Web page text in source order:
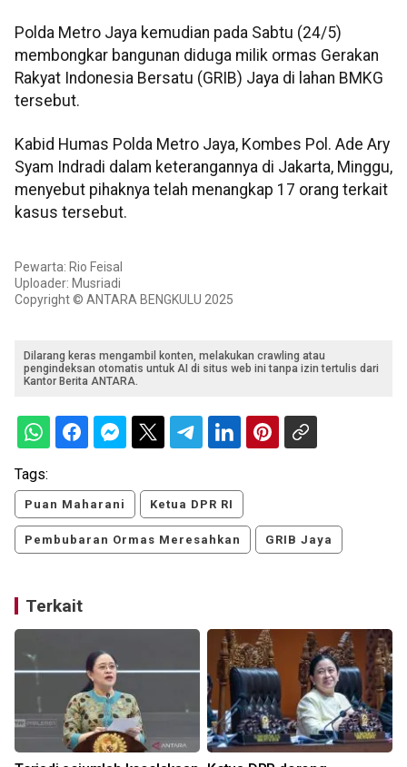
Polda Metro Jaya kemudian pada Sabtu (24/5)
membongkar bangunan diduga milik ormas Gerakan
Rakyat Indonesia Bersatu (GRIB) Jaya di lahan BMKG
tersebut.
Kabid Humas Polda Metro Jaya, Kombes Pol. Ade Ary
Syam Indradi dalam keterangannya di Jakarta, Minggu,
menyebut pihaknya telah menangkap 17 orang terkait
kasus tersebut.
Pewarta: Rio Feisal
Uploader: Musriadi
Copyright © ANTARA BENGKULU 2025
Dilarang keras mengambil konten, melakukan crawling atau
pengindeksan otomatis untuk AI di situs web ini tanpa izin tertulis dari
Kantor Berita ANTARA.
Tags:
Puan Maharani Ketua DPR RI
Pembubaran Ormas Meresahkan GRIB Jaya
Terkait